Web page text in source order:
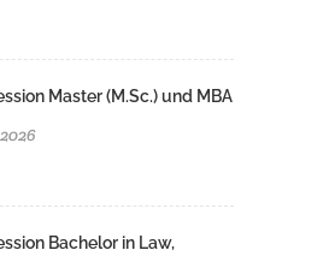
Master (M.Sc.) und MBA
Bachelor in Law,